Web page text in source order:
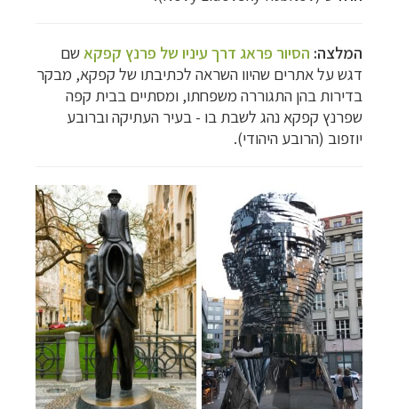
המלצה: הסיור פראג דרך עיניו של פרנץ קפקאשם
דגש על אתרים שהיוו השראה לכתיבתו של קפקא, מבקר
בדירות בהן התגוררה משפחתו, ומסתיים בבית קפה
שפרנץ קפקא נהג לשבת בו - בעיר העתיקה וברובע
יוזפוב (הרובע היהודי).